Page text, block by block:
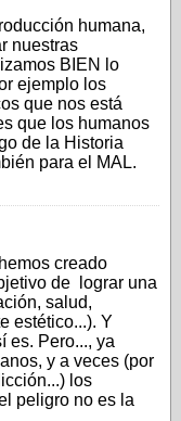
humana,
nuestras
BIEN lo
ejemplo los
que nos está
que los humanos
de la Historia
para el MAL.
creado
de lograr una
salud,
estético...). Y
es. Pero..., ya
y a veces (por
los
peligro no es la